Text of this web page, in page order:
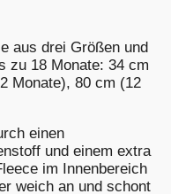
aus drei Größen und
zu 18 Monate: 34 cm
Monate), 80 cm (12
einen
und einem extra
im Innenbereich
weich an und schont